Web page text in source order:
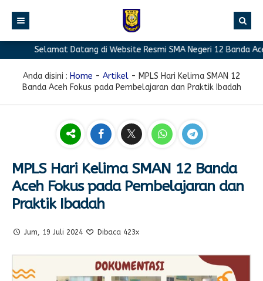
BERANDA
PROFIL
Akreditasi
Struktur Organisasi
Sekolah
Komite
Osis
Berita Sekolah
Artikel
Blog Guru
Pengumuman
Agenda
Ekstrakurikuler
Pramuka
PMR
Klub Bahasa
Design Grafis
Ekonomi Kreatif
FASILITAS
GALERI
FOTO
VIDEO
PPDB
DOWNLOAD
TAUTAN
E-LEARNING
Selamat Datang di Website Resmi SMA Negeri 12 Banda Aceh
Anda disini : Home - Artikel - MPLS Hari Kelima SMAN 12
Banda Aceh Fokus pada Pembelajaran dan Praktik Ibadah
MPLS Hari Kelima SMAN 12 Banda
Aceh Fokus pada Pembelajaran dan
Praktik Ibadah
Jum, 19 Juli 2024 Dibaca 423x